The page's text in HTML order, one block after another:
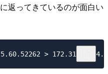
に返ってきているのが面白い